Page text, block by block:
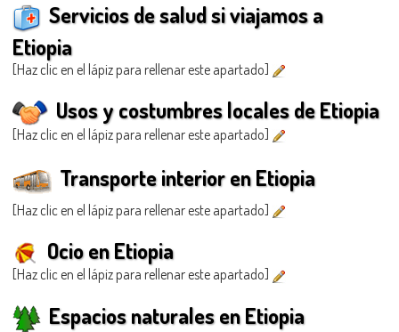
Servicios de salud si viajamos a
Etiopia
[Haz clic en el lápiz para rellenar este apartado]
Usos y costumbres locales de Etiopia
[Haz clic en el lápiz para rellenar este apartado]
Transporte interior en Etiopia
[Haz clic en el lápiz para rellenar este apartado]
Ocio en Etiopia
[Haz clic en el lápiz para rellenar este apartado]
Espacios naturales en Etiopia